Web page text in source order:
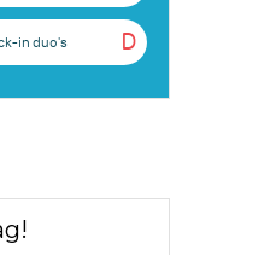
D
in duo's